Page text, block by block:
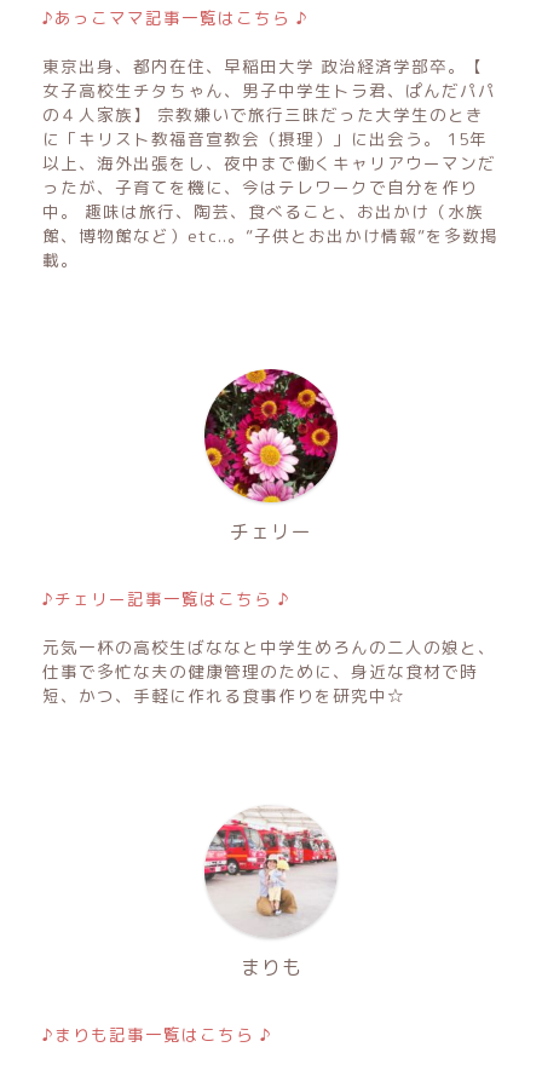
♪あっこママ記事一覧はこちら ♪
東京出身、都内在住、早稲田大学 政治経済学部卒。【
女子高校生チタちゃん、男子中学生トラ君、ぱんだパパ
の４人家族】 宗教嫌いで旅行三昧だった大学生のとき
に「キリスト教福音宣教会（摂理）」に出会う。 15年
以上、海外出張をし、夜中まで働くキャリアウーマンだ
ったが、子育てを機に、今はテレワークで自分を作り
中。 趣味は旅行、陶芸、食べること、お出かけ（水族
館、博物館など）etc..。”子供とお出かけ情報”を多数掲
載。
チェリー
♪チェリー記事一覧はこちら ♪
元気一杯の高校生ばななと中学生めろんの二人の娘と、
仕事で多忙な夫の健康管理のために、身近な食材で時
短、かつ、手軽に作れる食事作りを研究中☆
まりも
♪まりも記事一覧はこちら ♪